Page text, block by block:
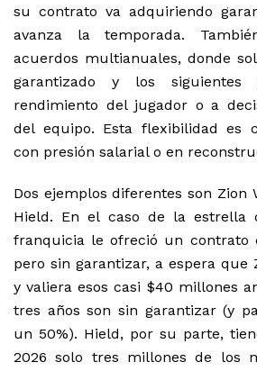
su contrato va adquiriendo
avanza la temporada.
acuerdos multianuales, donde
garantizado y los
rendimiento del jugador o a
del equipo. Esta flexibilidad es
con presión salarial o en
Dos ejemplos diferentes son Zion
Hield. En el caso de la estrella
franquicia le ofreció un contrato
pero sin garantizar, a espera que
y valiera esos casi $40 millones
tres años son sin garantizar (y
un 50%). Hield, por su parte,
2026 solo tres millones de los